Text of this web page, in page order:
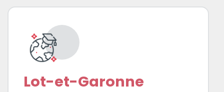
Lot-et-Garonne